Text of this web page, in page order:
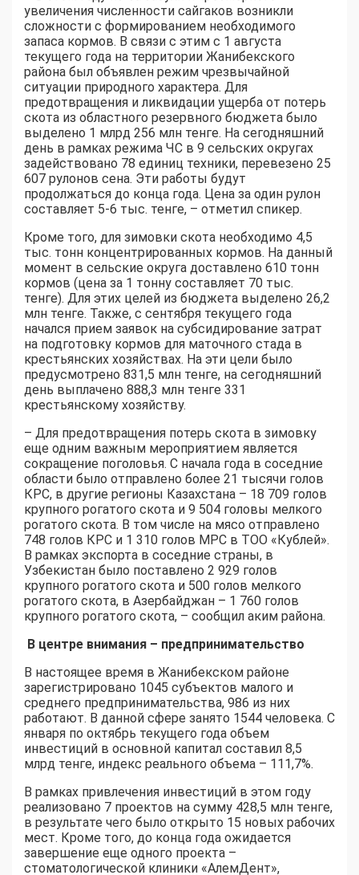
увеличения численности сайгаков возникли
сложности с формированием необходимого
запаса кормов. В связи с этим с 1 августа
текущего года на территории Жанибекского
района был объявлен режим чрезвычайной
ситуации природного характера. Для
предотвращения и ликвидации ущерба от потерь
скота из областного резервного бюджета было
выделено 1 млрд 256 млн тенге. На сегодняшний
день в рамках режима ЧС в 9 сельских округах
задействовано 78 единиц техники, перевезено 25
607 рулонов сена. Эти работы будут
продолжаться до конца года. Цена за один рулон
составляет 5-6 тыс. тенге, – отметил спикер.
Кроме того, для зимовки скота необходимо 4,5
тыс. тонн концентрированных кормов. На данный
момент в сельские округа доставлено 610 тонн
кормов (цена за 1 тонну составляет 70 тыс.
тенге). Для этих целей из бюджета выделено 26,2
млн тенге. Также, с сентября текущего года
начался прием заявок на субсидирование затрат
на подготовку кормов для маточного стада в
крестьянских хозяйствах. На эти цели было
предусмотрено 831,5 млн тенге, на сегодняшний
день выплачено 888,3 млн тенге 331
крестьянскому хозяйству.
– Для предотвращения потерь скота в зимовку
еще одним важным мероприятием является
сокращение поголовья. С начала года в соседние
области было отправлено более 21 тысячи голов
КРС, в другие регионы Казахстана – 18 709 голов
крупного рогатого скота и 9 504 головы мелкого
рогатого скота. В том числе на мясо отправлено
748 голов КРС и 1 310 голов МРС в ТОО «Кублей».
В рамках экспорта в соседние страны, в
Узбекистан было поставлено 2 929 голов
крупного рогатого скота и 500 голов мелкого
рогатого скота, в Азербайджан – 1 760 голов
крупного рогатого скота, – сообщил аким района.
В центре внимания – предпринимательство
В настоящее время в Жанибекском районе
зарегистрировано 1045 субъектов малого и
среднего предпринимательства, 986 из них
работают. В данной сфере занято 1544 человека. С
января по октябрь текущего года объем
инвестиций в основной капитал составил 8,5
млрд тенге, индекс реального объема – 111,7%.
В рамках привлечения инвестиций в этом году
реализовано 7 проектов на сумму 428,5 млн тенге,
в результате чего было открыто 15 новых рабочих
мест. Кроме того, до конца года ожидается
завершение еще одного проекта –
стоматологической клиники «АлемДент»,